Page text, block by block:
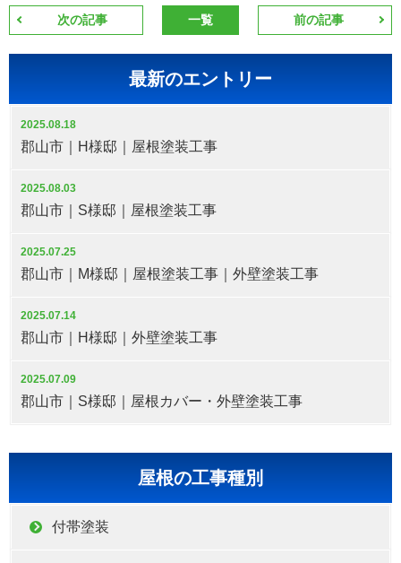
次の記事 一覧 前の記事
最新のエントリー
2025.08.18
郡山市｜H様邸｜屋根塗装工事
2025.08.03
郡山市｜S様邸｜屋根塗装工事
2025.07.25
郡山市｜M様邸｜屋根塗装工事｜外壁塗装工事
2025.07.14
郡山市｜H様邸｜外壁塗装工事
2025.07.09
郡山市｜S様邸｜屋根カバー・外壁塗装工事
屋根の工事種別
付帯塗装